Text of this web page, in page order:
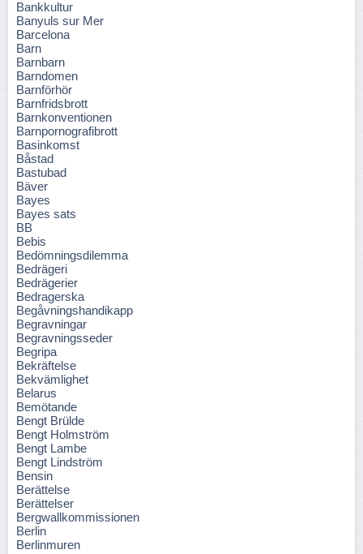
Bankkultur
Banyuls sur Mer
Barcelona
Barn
Barnbarn
Barndomen
Barnförhör
Barnfridsbrott
Barnkonventionen
Barnpornografibrott
Basinkomst
Båstad
Bastubad
Bäver
Bayes
Bayes sats
BB
Bebis
Bedömningsdilemma
Bedrägeri
Bedrägerier
Bedragerska
Begåvningshandikapp
Begravningar
Begravningsseder
Begripa
Bekräftelse
Bekvämlighet
Belarus
Bemötande
Bengt Brülde
Bengt Holmström
Bengt Lambe
Bengt Lindström
Bensin
Berättelse
Berättelser
Bergwallkommissionen
Berlin
Berlinmuren